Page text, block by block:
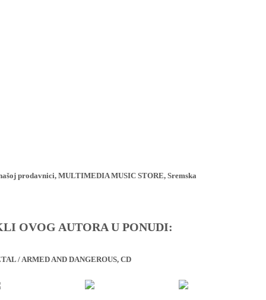
prodavnici, MULTIMEDIA MUSIC STORE, Sremska
OVOG AUTORA U PONUDI:
/ ARMED AND DANGEROUS, CD